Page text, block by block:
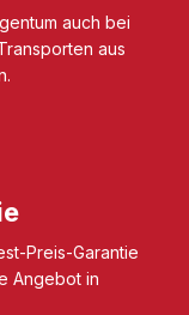
auch bei
aus
Preis-Garantie
Angebot in